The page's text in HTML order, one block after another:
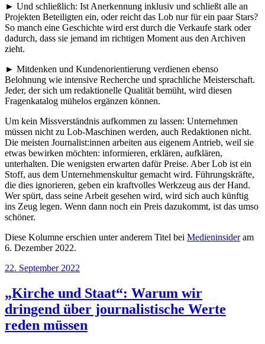
► Und schließlich: Ist Anerkennung inklusiv und schließt alle an
Projekten Beteiligten ein, oder reicht das Lob nur für ein paar Stars?
So manch eine Geschichte wird erst durch die Verkaufe stark oder
dadurch, dass sie jemand im richtigen Moment aus den Archiven
zieht.
► Mitdenken und Kundenorientierung verdienen ebenso
Belohnung wie intensive Recherche und sprachliche Meisterschaft.
Jeder, der sich um redaktionelle Qualität bemüht, wird diesen
Fragenkatalog mühelos ergänzen können.
Um kein Missverständnis aufkommen zu lassen: Unternehmen
müssen nicht zu Lob-Maschinen werden, auch Redaktionen nicht.
Die meisten Journalist:innen arbeiten aus eigenem Antrieb, weil sie
etwas bewirken möchten: informieren, erklären, aufklären,
unterhalten. Die wenigsten erwarten dafür Preise. Aber Lob ist ein
Stoff, aus dem Unternehmenskultur gemacht wird. Führungskräfte,
die dies ignorieren, geben ein kraftvolles Werkzeug aus der Hand.
Wer spürt, dass seine Arbeit gesehen wird, wird sich auch künftig
ins Zeug legen. Wenn dann noch ein Preis dazukommt, ist das umso
schöner.
Diese Kolumne erschien unter anderem Titel bei Medieninsideram
6. Dezember 2022.
Veröffentlicht
22. September 2022
„Kirche und Staat“: Warum wir
dringend über journalistische Werte
reden müssen